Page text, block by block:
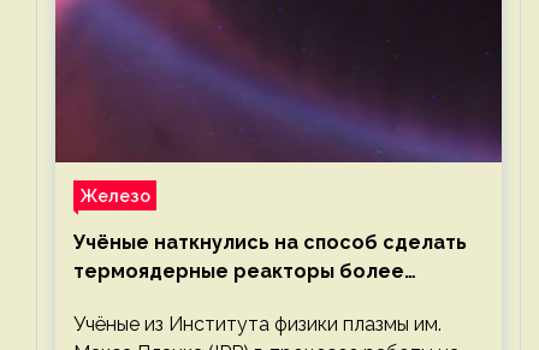
Железо
Учёные наткнулись на способ сделать
термоядерные реакторы более
Учёные из Института физики плазмы им.